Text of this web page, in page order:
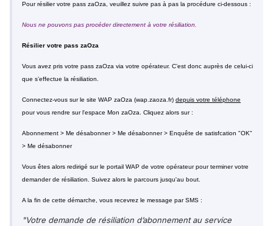
Pour résilier votre pass zaOza, veuillez suivre pas à pas la procédure ci-dessous :
Nous ne pouvons pas procéder directement à votre résiliation.
Résilier votre pass zaOza
Vous avez pris votre pass zaOza via votre opérateur. C’est donc auprès de celui-ci
que s’effectue la résiliation.
Connectez-vous sur le site WAP zaOza (wap.zaoza.fr) depuis votre téléphone
pour vous rendre sur l'espace Mon zaOza. Cliquez alors sur :
Abonnement > Me désabonner > Me désabonner > Enquête de satisfcation "OK"
> Me désabonner
Vous êtes alors redirigé sur le portail WAP de votre opérateur pour terminer votre
demander de résiliation. Suivez alors le parcours jusqu'au bout.
A la fin de cette démarche, vous recevrez le message par SMS :
"Votre demande de résiliation d’abonnement au service